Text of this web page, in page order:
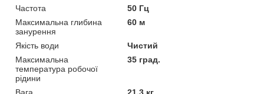
Частота
50 Гц
Максимальна глибина
занурення
60 м
Якість води
Чистий
Максимальна
температура робочої
рідини
35 град.